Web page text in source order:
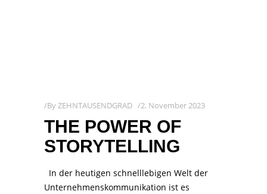
ByZEHNTAUSENDGRAD 2. November 2023
THE POWER OF
STORYTELLING
In der heutigen schnelllebigen Welt der
Unternehmenskommunikation ist es